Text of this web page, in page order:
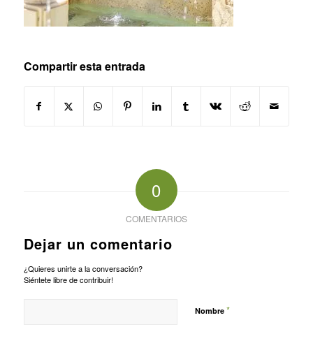
Compartir esta entrada
0
COMENTARIOS
Dejar un comentario
¿Quieres unirte a la conversación?
Siéntete libre de contribuir!
Nombre *